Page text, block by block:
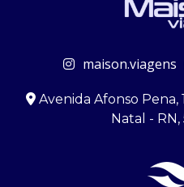
maison.viagens
Avenida Afonso Pena,
Natal -